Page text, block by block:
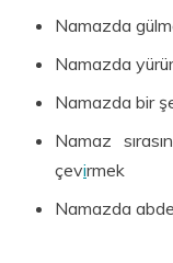
Namazda
Namazda
Namazda bir
Namaz
çevirmek
Namazda